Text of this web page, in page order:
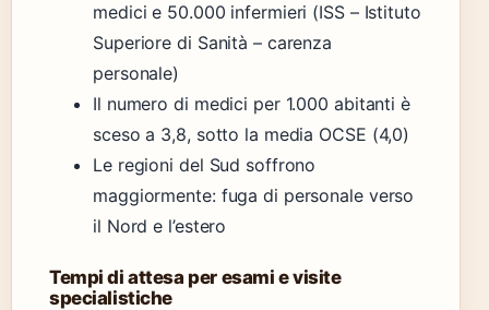
medici e 50.000 infermieri (ISS – Istituto
Superiore di Sanità – carenza
personale)
Il numero di medici per 1.000 abitanti è
sceso a 3,8, sotto la media OCSE (4,0)
Le regioni del Sud soffrono
maggiormente: fuga di personale verso
il Nord e l’estero
Tempi di attesa per esami e visite
specialistiche